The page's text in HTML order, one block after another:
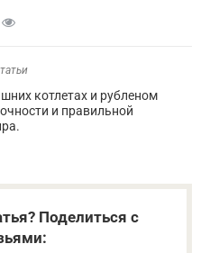
котлетах и рубленом
и правильной
Поделиться с